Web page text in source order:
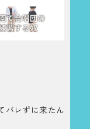
バレずに来たん